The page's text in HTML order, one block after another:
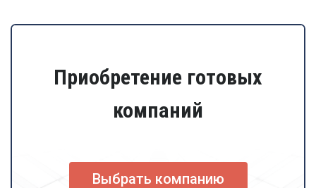
Приобретение готовых
компаний
Выбрать компанию